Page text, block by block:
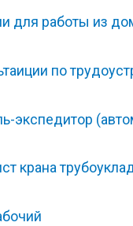
для работы из
по
экспедитор
крана